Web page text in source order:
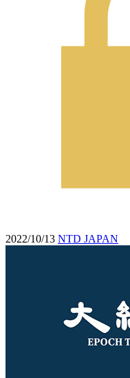
2022/10/13 NTD JAPAN